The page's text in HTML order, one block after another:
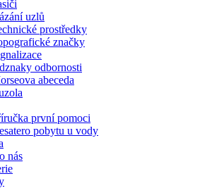
uzlů
prostředky
značky
odbornosti
abeceda
první pomoci
pobytu u vody
nás